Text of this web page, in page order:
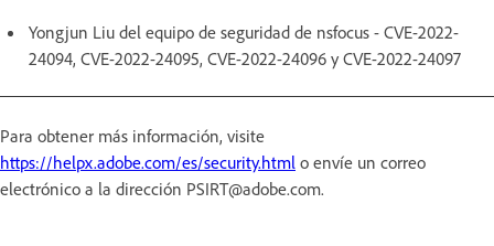
Yongjun Liu del equipo de seguridad de nsfocus - CVE-2022-
24094, CVE-2022-24095, CVE-2022-24096 y CVE-2022-24097
Para obtener más información, visite
https://helpx.adobe.com/es/security.html o envíe un correo
electrónico a la dirección PSIRT@adobe.com.